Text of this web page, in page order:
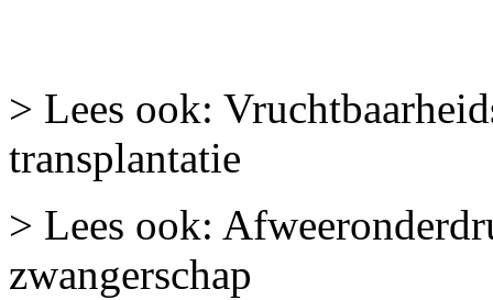
> Lees ook:
transplantatie
> Lees ook:
zwangerschap